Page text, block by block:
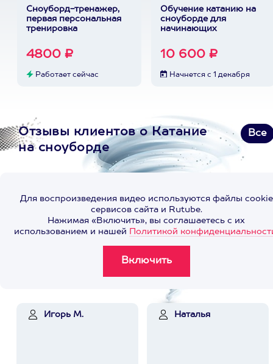
Сноуборд-тренажер,
первая персональная
тренировка
4800 ₽
Работает сейчас
Обучение катанию на
сноуборде для
начинающих
10 600 ₽
Начнется с 1 декабря
Отзывы клиентов о Катание
на сноуборде
Все
Для воспроизведения видео используются файлы cookie
сервисов сайта и Rutube.
Нажимая «Включить», вы соглашаетесь с их
использованием и нашей Политикой
Игорь М. Наталья